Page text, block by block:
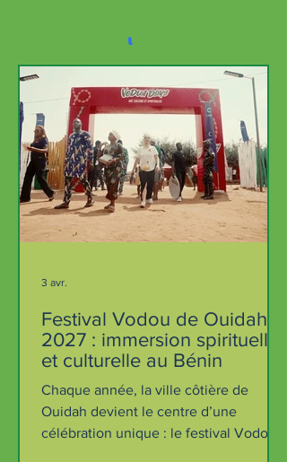
Festival Vodou de Ouidah
2027 : immersion spirituelle
et culturelle au Bénin
Chaque année, la ville côtière de
Ouidah devient le centre d’une
célébration unique : le festival Vodou,
3 avr.